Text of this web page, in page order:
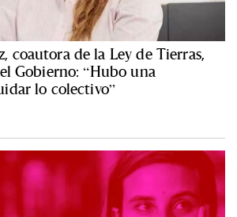
coautora de la Ley de Tierras,
Gobierno: “Hubo una
lo colectivo”